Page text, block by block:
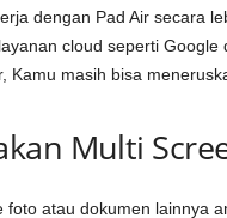
dengan Pad Air secara
cloud seperti
Kamu masih bisa
Multi
foto atau dokumen lainnya